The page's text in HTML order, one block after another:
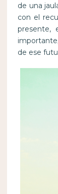
de una
con el
presente,
de ese